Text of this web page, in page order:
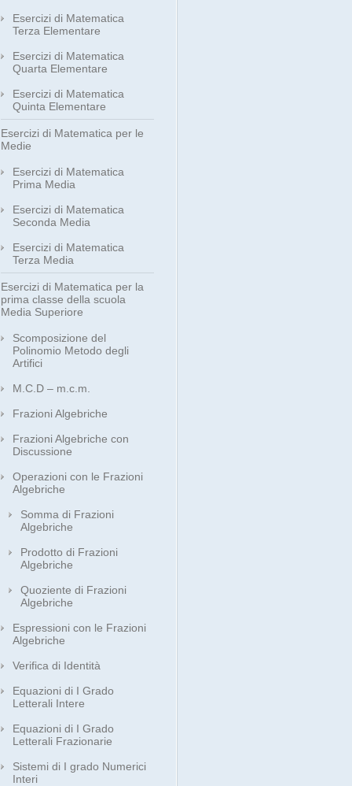
Esercizi di Matematica
Terza Elementare
Esercizi di Matematica
Quarta Elementare
Esercizi di Matematica
Quinta Elementare
Esercizi di Matematica per le
Medie
Esercizi di Matematica
Prima Media
Esercizi di Matematica
Seconda Media
Esercizi di Matematica
Terza Media
Esercizi di Matematica per la
prima classe della scuola
Media Superiore
Scomposizione del
Polinomio Metodo degli
Artifici
M.C.D – m.c.m.
Frazioni Algebriche
Frazioni Algebriche con
Discussione
Operazioni con le Frazioni
Algebriche
Somma di Frazioni
Algebriche
Prodotto di Frazioni
Algebriche
Quoziente di Frazioni
Algebriche
Espressioni con le Frazioni
Algebriche
Verifica di Identità
Equazioni di I Grado
Letterali Intere
Equazioni di I Grado
Letterali Frazionarie
Sistemi di I grado Numerici
Interi